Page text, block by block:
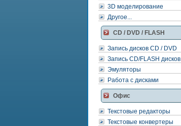
3D моделирование
Другое...
CD / DVD / FLASH
Запись дисков CD / DVD
Запись CD/FLASH дисков
Эмуляторы
Работа с дисками
Офис
Текстовые редакторы
Текстовые конвертеры